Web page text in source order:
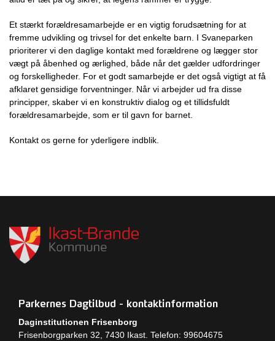
Et stærkt forældresamarbejde er en vigtig forudsætning for at
fremme udvikling og trivsel for det enkelte barn. I Svaneparken
prioriterer vi den daglige kontakt med forældrene og lægger stor
vægt på åbenhed og ærlighed, både når det gælder udfordringer
og forskelligheder. For et godt samarbejde er det også vigtigt at få
afklaret gensidige forventninger. Når vi arbejder ud fra disse
principper, skaber vi en konstruktiv dialog og et tillidsfuldt
forældresamarbejde, som er til gavn for barnet.
Kontakt os gerne for yderligere indblik.
Parkernes Dagtilbud - kontaktinformation
Daginstitutionen Frisenborg
Frisenborgparken 32, 7430 Ikast. Telefon: 99604675